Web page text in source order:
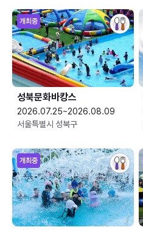
개최중
성북문화바캉스
2026.07.25~2026.08.09
서울특별시 성북구
개최중